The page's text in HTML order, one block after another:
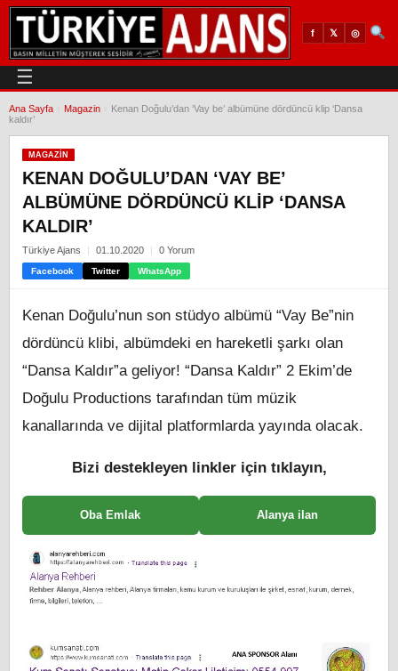
f 𝕏 ◎
☰
Ana Sayfa Magazin
Kenan Doğulu’dan ‘Vay be’ albümüne dördüncü klip ‘Dansa
kaldır’
MAGAZIN
KENAN DOĞULU’DAN ‘VAY BE’
ALBÜMÜNE DÖRDÜNCÜ KLIP ‘DANSA
KALDIR’
Türkiye Ajans 01.10.2020 0 Yorum
Facebook Twitter WhatsApp
Kenan Doğulu’nun son stüdyo albümü “Vay Be”nin
dördüncü klibi, albümdeki en hareketli şarkı olan
“Dansa Kaldır”a geliyor! “Dansa Kaldır” 2 Ekim’de
Doğulu Productions tarafından tüm müzik
kanallarında ve dijital platformlarda yayında olacak.
Bizi destekleyen linkler için tıklayın,
Oba Emlak Alanya ilan